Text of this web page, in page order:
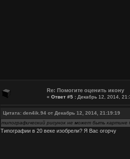
Re: Помогите оценить икону
« Ответ #5 : Декабрь 12, 2014,
Цитата: den4ik.94 от Декабрь 12, 2014, 21:19:19
типографический рисунок не может быть
Типографии в 20 веке изобрели? Я Вас огорчу